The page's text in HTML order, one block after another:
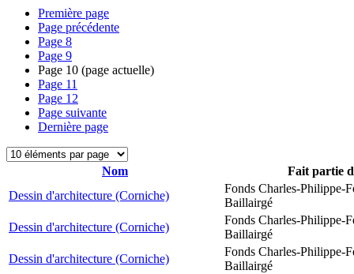
Première page
Page précédente
Page 8
Page 9
Page 10 (page actuelle)
Page 11
Page 12
Page suivante
Dernière page
Nom
Fait partie
Dessin d'architecture (Corniche)
Fonds Charles-Philippe-
Baillairgé
Dessin d'architecture (Corniche)
Fonds Charles-Philippe-
Baillairgé
Dessin d'architecture (Corniche)
Fonds Charles-Philippe-
Baillairgé